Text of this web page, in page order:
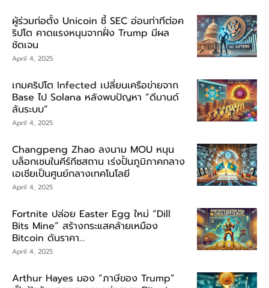
ผู้ร่วมก่อตั้ง Unicoin ชี้ SEC อ่อนท่าทีต่อค
ริปโต คาดแรงหนุนจากฝั่ง Trump มีผล
ชัดเจน
April 4, 2025
เกมคริปโต Infected เปลี่ยนเครือข่ายจาก
Base ไป Solana หลังพบปัญหา “ดีมานด์
ล้นระบบ”
April 4, 2025
Changpeng Zhao ลงนาม MOU หนุน
บล็อกเชนในคีร์กีซสถาน เร่งปั้นภูมิภาคกลาง
เอเชียเป็นศูนย์กลางเทคโนโลยี
April 4, 2025
Fortnite ปล่อย Easter Egg ใหม่ “Dill
Bits Mine” สร้างกระแสคล้ายเหมือง
Bitcoin ดันราคา...
April 4, 2025
Arthur Hayes มอง “ภาษีของ Trump”